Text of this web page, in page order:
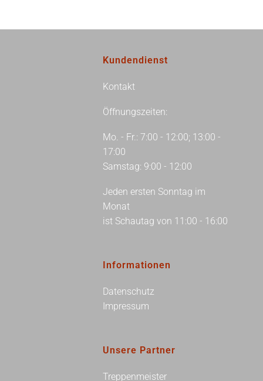
Kundendienst
Kontakt
Öffnungszeiten:
Mo. - Fr.: 7:00 - 12:00; 13:00 -
17:00
Samstag: 9:00 - 12:00
Jeden ersten Sonntag im
Monat
ist Schautag von 11:00 - 16:00
Informationen
Datenschutz
Impressum
Unsere Partner
Treppenmeister